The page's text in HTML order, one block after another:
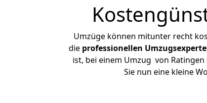
Umzüge können mitunter recht
die professionellen
ist, bei einem Umzug von
Sie nun eine kleine